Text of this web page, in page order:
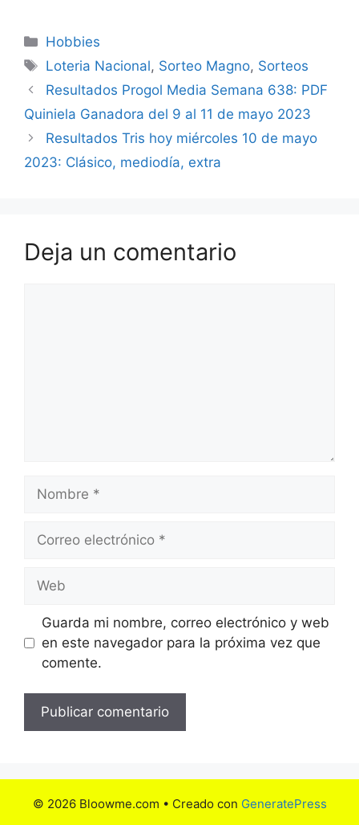
Categorías
Hobbies
Etiquetas
Loteria Nacional, Sorteo Magno, Sorteos
Resultados Progol Media Semana 638: PDF
Quiniela Ganadora del 9 al 11 de mayo 2023
Resultados Tris hoy miércoles 10 de mayo
2023: Clásico, mediodía, extra
Deja un comentario
electrónico
Guarda mi nombre, correo electrónico y web
en este navegador para la próxima vez que
comente.
© 2026 Bloowme.com • Creado con GeneratePress